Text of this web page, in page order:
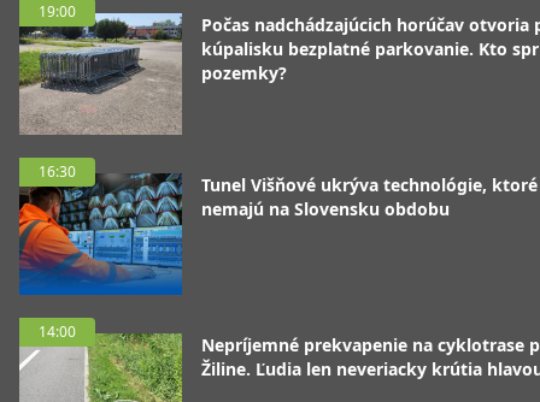
19:00
Počas nadchádzajúcich horúčav otvoria
kúpalisku bezplatné parkovanie. Kto
pozemky?
16:30
Tunel Višňové ukrýva technológie, ktoré
nemajú na Slovensku obdobu
14:00
Nepríjemné prekvapenie na cyklotrase
Žiline. Ľudia len neveriacky krútia